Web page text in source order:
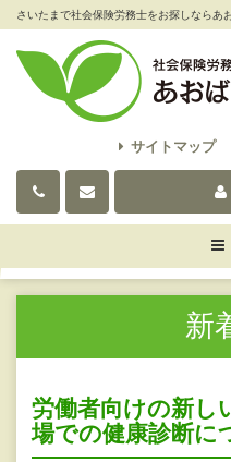
さいたまで社会保険労務士をお探しならあ
サイトマップ
新
労働者向けの新し
場での健康診断に